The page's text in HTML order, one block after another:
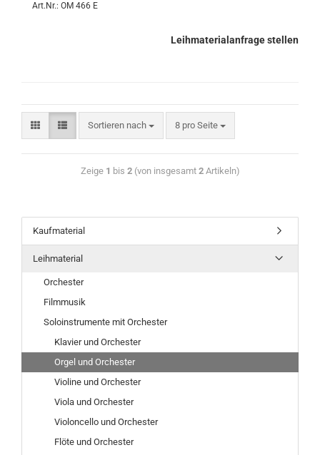
Art.Nr.: OM 466 E
Leihmaterialanfrage stellen
Sortieren nach 8 pro Seite
Zeige 1 bis 2(von insgesamt 2Artikeln)
Kaufmaterial
Leihmaterial
Orchester
Filmmusik
Soloinstrumente mit Orchester
Klavier und Orchester
Orgel und Orchester
Violine und Orchester
Viola und Orchester
Violoncello und Orchester
Flöte und Orchester